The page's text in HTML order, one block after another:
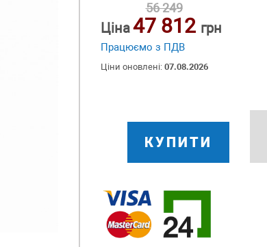
Ціна
56 249
47 812 грн
Працюємо з ПДВ
Ціни оновлені: 07.08.2026
КУПИТИ